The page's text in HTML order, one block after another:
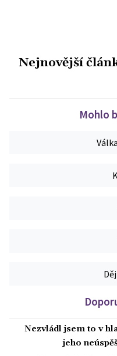
Nejnovější
Mohlo
Nezvládl jsem to v
jeho